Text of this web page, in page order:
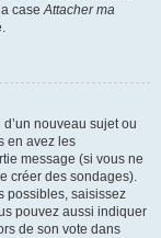
caseAttacher ma
nouveau sujet ou
en avez les
message (si vous ne
créer des sondages).
possibles, saisissez
pouvez aussi indiquer
de son vote dans